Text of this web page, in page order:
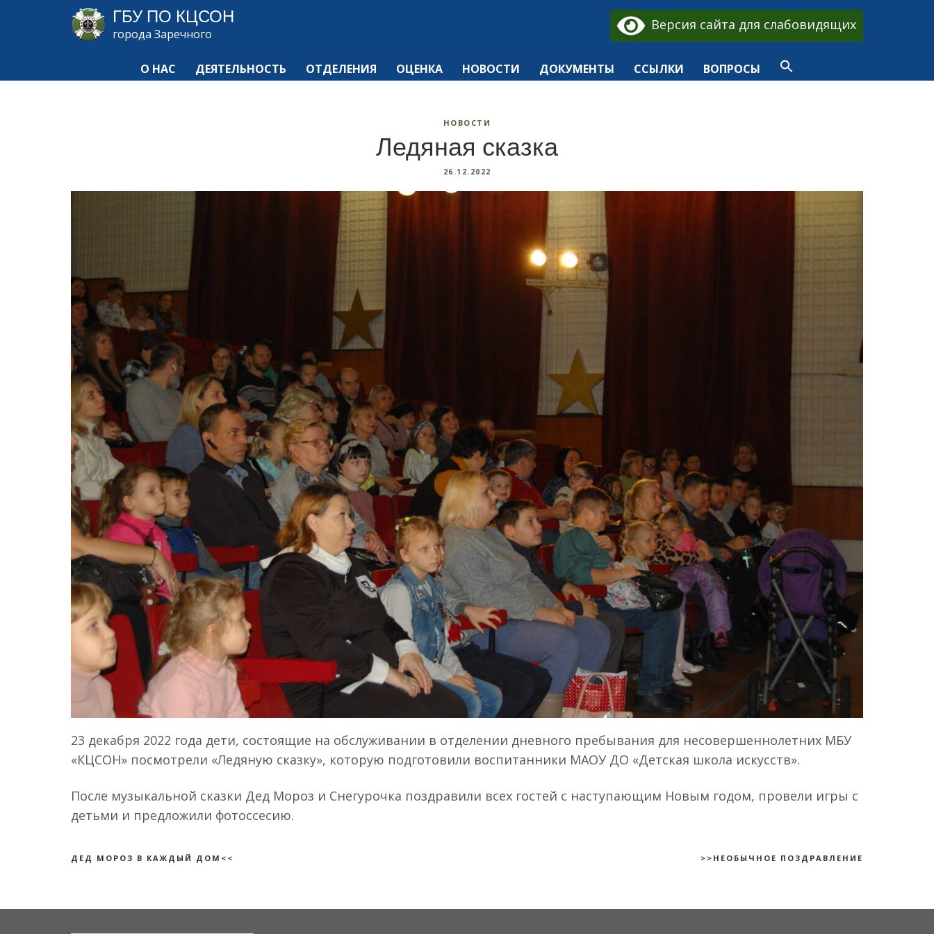
ГБУ ПО КЦСОН
города Заречного
Версия сайта для слабовидящих
О НАС ДЕЯТЕЛЬНОСТЬ ОТДЕЛЕНИЯ ОЦЕНКА НОВОСТИ ДОКУМЕНТЫ ССЫЛКИ ВОПРОСЫ
НОВОСТИ
Ледяная сказка
26.12.2022
23 декабря 2022 года дети, состоящие на обслуживании в отделении дневного пребывания для несовершеннолетних МБУ
«КЦСОН» посмотрели «Ледяную сказку», которую подготовили воспитанники МАОУ ДО «Детская школа искусств».
После музыкальной сказки Дед Мороз и Снегурочка поздравили всех гостей с наступающим Новым годом, провели игры с
детьми и предложили фотоссесию.
ДЕД МОРОЗ В КАЖДЫЙ ДОМ<< >>НЕОБЫЧНОЕ ПОЗДРАВЛЕНИЕ